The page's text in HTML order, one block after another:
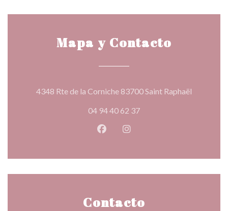
Mapa y Contacto
4348 Rte de la Corniche 83700 Saint Raphaël
04 94 40 62 37
Facebook ((abre en una nueva
Instagram ((abre en una
Contacto